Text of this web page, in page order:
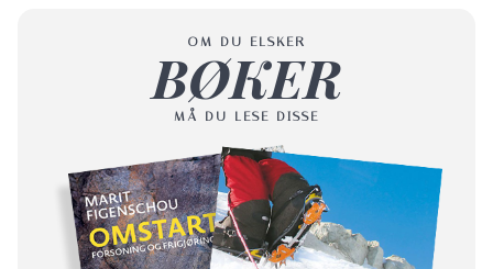
OM DU ELSKER
BØKER
MÅ DU LESE DISSE